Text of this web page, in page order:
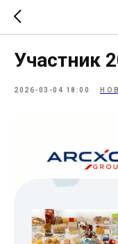
Участник
2026-03-04 18:00